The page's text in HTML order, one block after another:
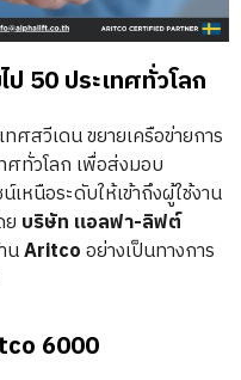
50 ประเทศทั่วโลก
สวีเดน ขยายเครือข่ายการ
ศทั่วโลก เพื่อส่งมอบ
หนือระดับให้เข้าถึงผู้ใช้งาน
บริษัท แอลฟา-ลิฟต์
นAritcoอย่างเป็นทางการ
6000